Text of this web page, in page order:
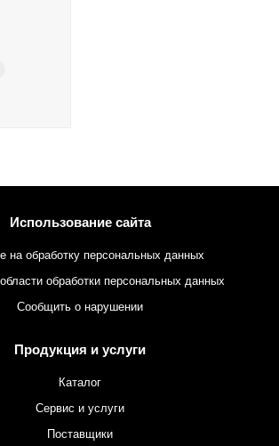
Использование сайта
на обработку персональных данных
обработки персональных данных
Сообщить о нарушении
Продукция и услуги
Каталог
Сервис и услуги
Поставщики